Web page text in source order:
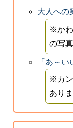
大人への
※かわ
の写
「あ～い
※カン
ありま